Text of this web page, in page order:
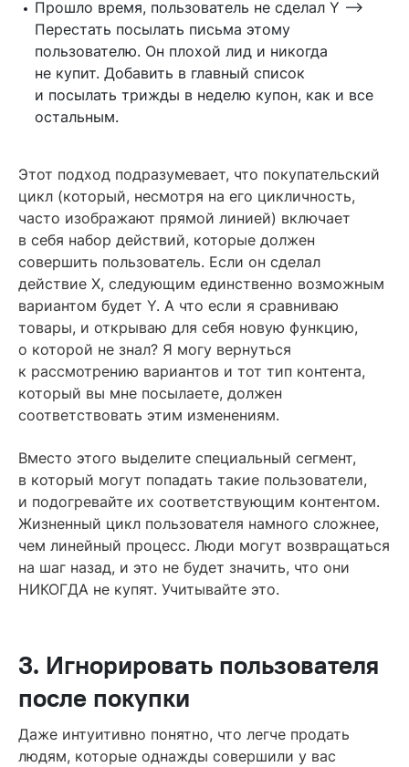
Прошло время, пользователь не сделал Y —>
Перестать посылать письма этому
пользователю. Он плохой лид и никогда
не купит. Добавить в главный список
и посылать трижды в неделю купон, как и все
остальным.
Этот подход подразумевает, что покупательский
цикл (который, несмотря на его цикличность,
часто изображают прямой линией) включает
в себя набор действий, которые должен
совершить пользователь. Если он сделал
действие X, следующим единственно возможным
вариантом будет Y. А что если я сравниваю
товары, и открываю для себя новую функцию,
о которой не знал? Я могу вернуться
к рассмотрению вариантов и тот тип контента,
который вы мне посылаете, должен
соответствовать этим изменениям.
Вместо этого выделите специальный сегмент,
в который могут попадать такие пользователи,
и подогревайте их соответствующим контентом.
Жизненный цикл пользователя намного сложнее,
чем линейный процесс. Люди могут возвращаться
на шаг назад, и это не будет значить, что они
НИКОГДА не купят. Учитывайте это.
3. Игнорировать пользователя
после покупки
Даже интуитивно понятно, что легче продать
людям, которые однажды совершили у вас